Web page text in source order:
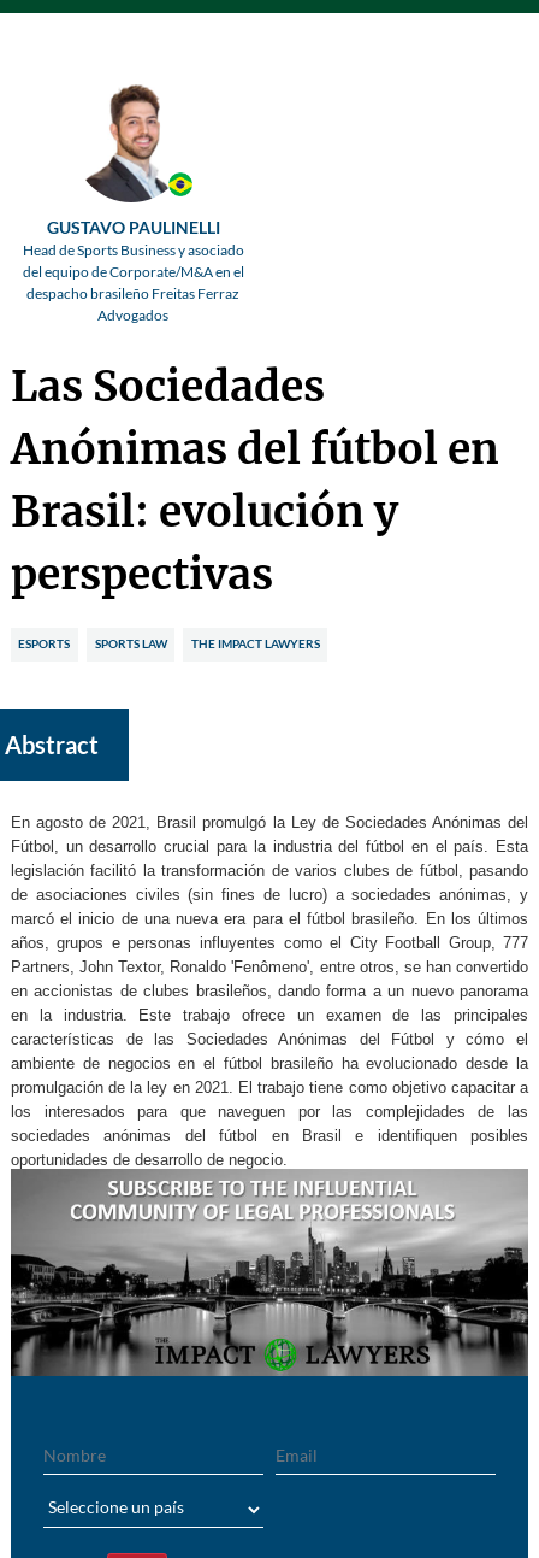
GUSTAVO PAULINELLI
Head de Sports Business y asociado
del equipo de Corporate/M&A en el
despacho brasileño Freitas Ferraz
Advogados
Las Sociedades
Anónimas del fútbol en
Brasil: evolución y
perspectivas
ESPORTS SPORTS LAW THE IMPACT LAWYERS
Abstract
En agosto de 2021, Brasil promulgó la Ley de Sociedades Anónimas del
Fútbol, un desarrollo crucial para la industria del fútbol en el país. Esta
legislación facilitó la transformación de varios clubes de fútbol, pasando
de asociaciones civiles (sin fines de lucro) a sociedades anónimas, y
marcó el inicio de una nueva era para el fútbol brasileño. En los últimos
años, grupos e personas influyentes como el City Football Group, 777
Partners, John Textor, Ronaldo 'Fenômeno', entre otros, se han convertido
en accionistas de clubes brasileños, dando forma a un nuevo panorama
en la industria. Este trabajo ofrece un examen de las principales
características de las Sociedades Anónimas del Fútbol y cómo el
ambiente de negocios en el fútbol brasileño ha evolucionado desde la
promulgación de la ley en 2021. El trabajo tiene como objetivo capacitar a
los interesados para que naveguen por las complejidades de las
sociedades anónimas del fútbol en Brasil e identifiquen posibles
oportunidades de desarrollo de negocio.